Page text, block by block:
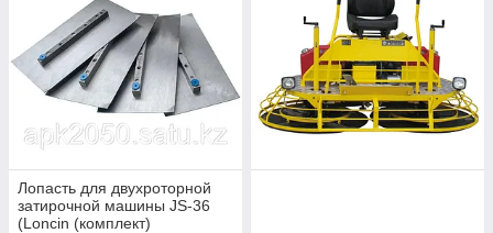
Лопасть для двухроторной
затирочной машины JS-36
(Loncin (комплект)